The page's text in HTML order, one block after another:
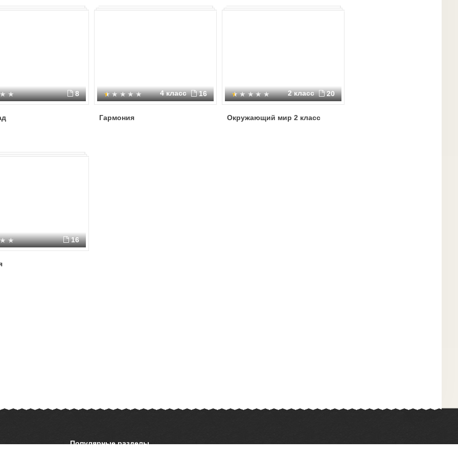
8 4 класс 16
Гармония
2 класс 20
Окружающий мир 2 класс
16
Популярные разделы